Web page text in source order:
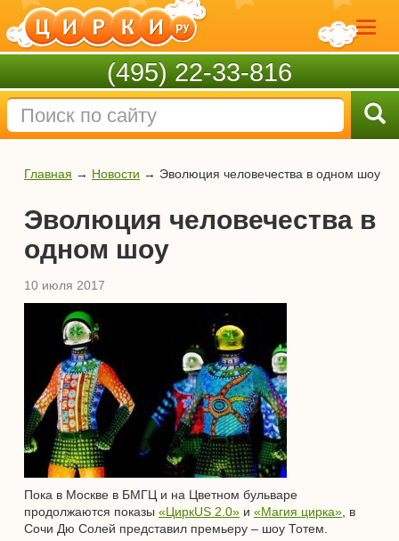
(495) 22-33-816
Главная → Новости → Эволюция человечества в одном шоу
Эволюция человечества в
одном шоу
10 июля 2017
Пока в Москве в БМГЦ и на Цветном бульваре
продолжаются показы «ЦиркUS 2.0» и «Магия цирка» , в
Сочи Дю Солей представил премьеру – шоу Тотем.